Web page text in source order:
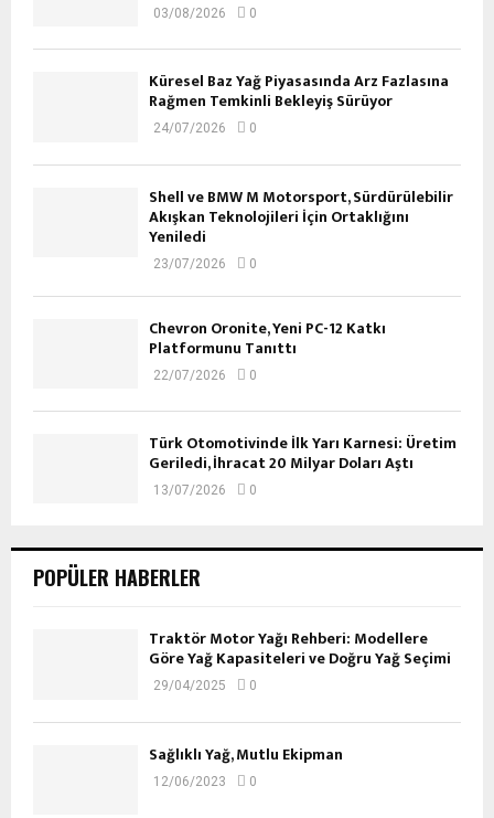
03/08/2026 0
Küresel Baz Yağ Piyasasında Arz Fazlasına
Rağmen Temkinli Bekleyiş Sürüyor
24/07/2026 0
Shell ve BMW M Motorsport, Sürdürülebilir
Akışkan Teknolojileri İçin Ortaklığını
Yeniledi
23/07/2026 0
Chevron Oronite, Yeni PC-12 Katkı
Platformunu Tanıttı
22/07/2026 0
Türk Otomotivinde İlk Yarı Karnesi: Üretim
Geriledi, İhracat 20 Milyar Doları Aştı
13/07/2026 0
POPÜLER HABERLER
Traktör Motor Yağı Rehberi: Modellere
Göre Yağ Kapasiteleri ve Doğru Yağ Seçimi
29/04/2025 0
Sağlıklı Yağ, Mutlu Ekipman
12/06/2023 0